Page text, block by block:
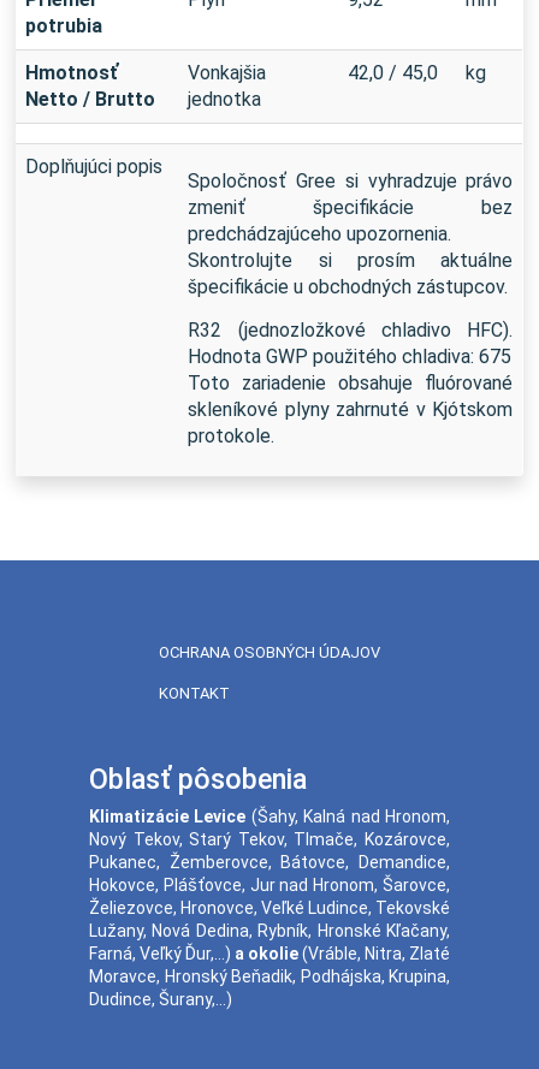
potrubia
Hmotnosť
Netto / Brutto
Vonkajšia
jednotka
42,0 / 45,0 kg
Doplňujúci popis
Spoločnosť Gree si vyhradzuje právo
zmeniť špecifikácie bez
predchádzajúceho upozornenia.
Skontrolujte si prosím aktuálne
špecifikácie u obchodných zástupcov.
R32 (jednozložkové chladivo HFC).
Hodnota GWP použitého chladiva: 675
Toto zariadenie obsahuje fluórované
skleníkové plyny zahrnuté v Kjótskom
protokole.
OCHRANA OSOBNÝCH ÚDAJOV
KONTAKT
Oblasť pôsobenia
Klimatizácie Levice (Šahy, Kalná nad Hronom,
Nový Tekov,Starý Tekov, Tlmače, Kozárovce,
Pukanec, Žemberovce, Bátovce, Demandice,
Hokovce, Plášťovce, Jur nad Hronom,Šarovce,
Želiezovce, Hronovce, Veľké Ludince, Tekovské
Lužany, Nová Dedina, Rybník, Hronské Kľačany,
Farná, Veľký Ďur,...) a okolie(Vráble, Nitra, Zlaté
Moravce, Hronský Beňadik, Podhájska, Krupina,
Dudince, Šurany,...)